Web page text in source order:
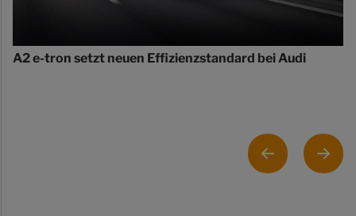
A2 e-tron setzt neuen Effizienzstandard bei Audi